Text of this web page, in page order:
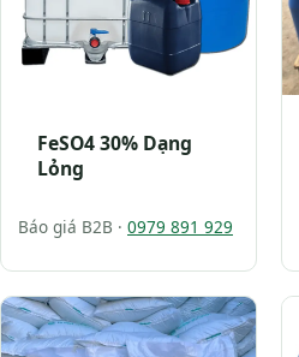
FeSO4 30% Dạng
Lỏng
Báo giá B2B · 0979 891 929